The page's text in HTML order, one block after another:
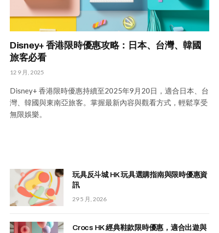
Disney+ 香港限時優惠攻略：日本、台灣、韓國
旅客必看
12 9 月, 2025
Disney+ 香港限時優惠持續至2025年9月20日，適合日本、台
灣、韓國與東南亞旅客。掌握最新內容與觀看方式，輕鬆享受
無限娛樂。
玩具反斗城 HK 玩具選購指南與限時優惠資
訊
29 5 月, 2026
Crocs HK 經典鞋款限時優惠，適合出遊與